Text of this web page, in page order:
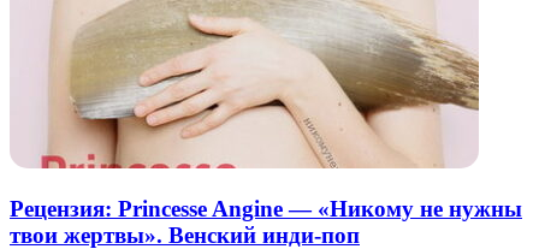
Рецензия: Princesse Angine — «Никому не нужны
твои жертвы». Венский инди-поп